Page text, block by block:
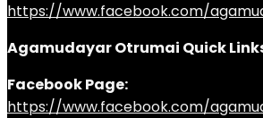
https://www.facebook.com/
Agamudayar Otrumai Quick
Facebook Page:
https://www.facebook.com/